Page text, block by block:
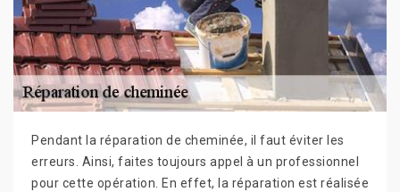
Pendant la réparation de cheminée, il faut éviter les
erreurs. Ainsi, faites toujours appel à un professionnel
pour cette opération. En effet, la réparation est réalisée